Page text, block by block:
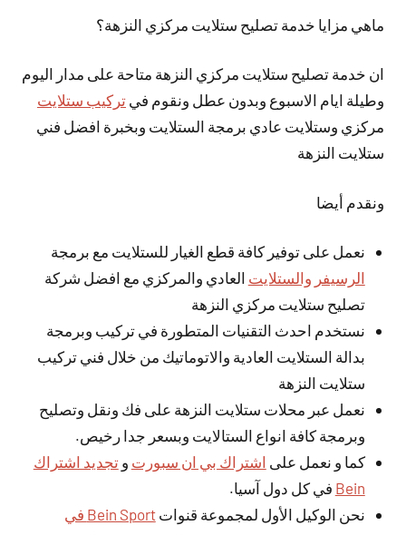
ماهي مزايا خدمة تصليح ستلايت مركزي النزهة؟
ان خدمة تصليح ستلايت مركزي النزهة متاحة على مدار اليوم
وطيلة ايام الاسبوع وبدون عطل ونقوم في تركيب ستلايت
مركزي وستلايت عادي برمجة الستلايت وبخبرة افضل فني
ستلايت النزهة
ونقدم أيضا
نعمل على توفير كافة قطع الغيار للستلايت مع برمجة
الرسيفر والستلايت العادي والمركزي مع افضل شركة
تصليح ستلايت مركزي النزهة
نستخدم احدث التقنيات المتطورة في تركيب وبرمجة
بدالة الستلايت العادية والاتوماتيك من خلال فني تركيب
ستلايت النزهة
نعمل عبر محلات ستلايت النزهة على فك ونقل وتصليح
وبرمجة كافة انواع الستالايت وبسعر جدا رخيص.
كما و نعمل على اشتراك بي ان سبورت وتجديد اشتراك
Bein في كل دول آسيا.
نحن الوكيل الأول لمجموعة قنوات
Bein Sport في